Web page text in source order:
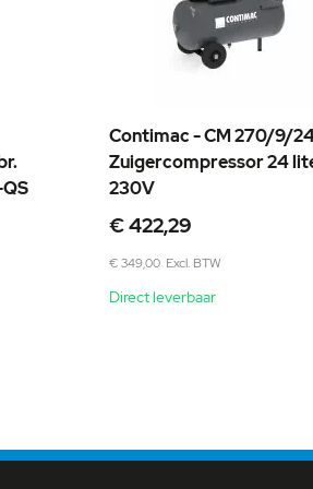
Contimac - CM 270/9/
Zuigercompressor 24
230V
€ 422,29
€ 349,00
Direct leverbaar